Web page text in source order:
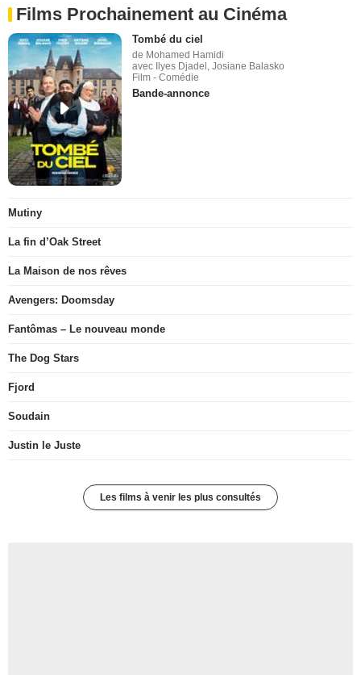
Films Prochainement au Cinéma
Tombé du ciel
de Mohamed Hamidi
avec Ilyes Djadel, Josiane Balasko
Film - Comédie
Bande-annonce
Mutiny
La fin d’Oak Street
La Maison de nos rêves
Avengers: Doomsday
Fantômas – Le nouveau monde
The Dog Stars
Fjord
Soudain
Justin le Juste
Les films à venir les plus consultés